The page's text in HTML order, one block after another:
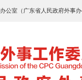
公室（广东省人民政府外事办